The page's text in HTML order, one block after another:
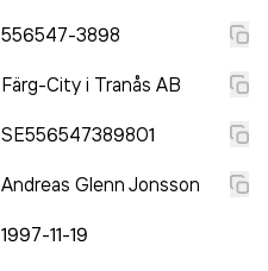
556547-3898
Färg-City i Tranås AB
SE556547389801
Andreas Glenn Jonsson
1997-11-19